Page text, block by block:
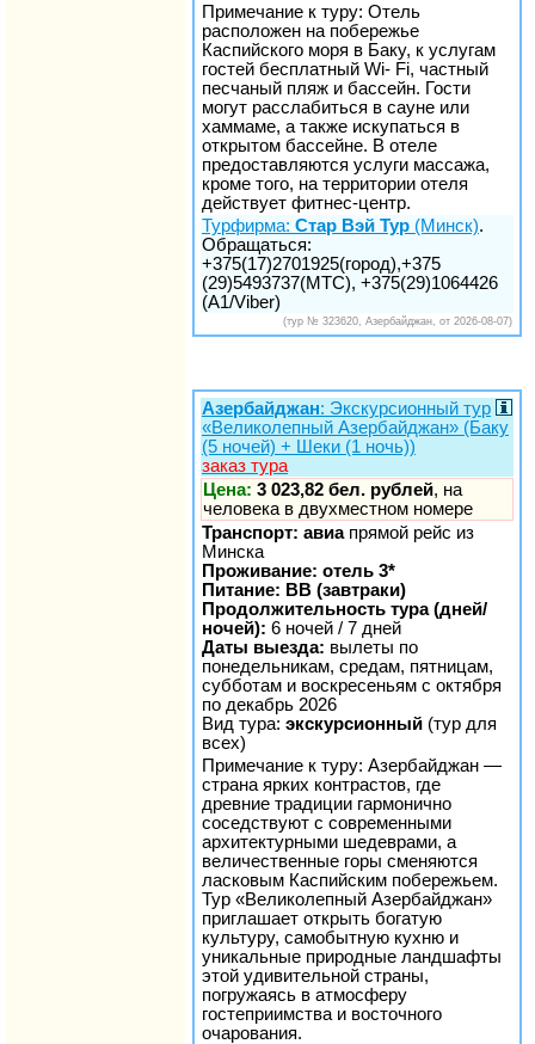
Примечание к туру: Отель
расположен на побережье
Каспийского моря в Баку, к услугам
гостей бесплатный Wi- Fi, частный
песчаный пляж и бассейн. Гости
могут расслабиться в сауне или
хаммаме, а также искупаться в
открытом бассейне. В отеле
предоставляются услуги массажа,
кроме того, на территории отеля
действует фитнес-центр.
Турфирма: Стар Вэй Тур (Минск).
Обращаться:
+375(17)2701925(город),+375
(29)5493737(МТС), +375(29)1064426
(A1/Viber)
(тур № 323620, Азербайджан, от 2026-08-07)
Азербайджан: Экскурсионный тур
«Великолепный Азербайджан» (Баку
(5 ночей) + Шеки (1 ночь))
заказ тура
Цена: 3 023,82 бел. рублей, на
человека в двухместном номере
Транспорт: авиапрямой рейс из
Минска
Проживание: отель 3*
Питание: BB (завтраки)
Продолжительность тура (дней/
ночей): 6 ночей / 7 дней
Даты выезда: вылеты по
понедельникам, средам, пятницам,
субботам и воскресеньям с октября
по декабрь 2026
Вид тура: экскурсионный (тур для
всех)
Примечание к туру: Азербайджан —
страна ярких контрастов, где
древние традиции гармонично
соседствуют с современными
архитектурными шедеврами, а
величественные горы сменяются
ласковым Каспийским побережьем.
Тур «Великолепный Азербайджан»
приглашает открыть богатую
культуру, самобытную кухню и
уникальные природные ландшафты
этой удивительной страны,
погружаясь в атмосферу
гостеприимства и восточного
очарования.